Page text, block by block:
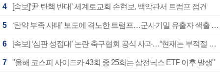
4 [속보]‘尹 탄핵 반대’ 세계로교회 손현보, 백악관서 트럼프 접견
5 ‘탄약 부족 사태’ 보도에 격노한 트럼프…군사기밀 유출자 색출 지시
6 [속보] ‘심판 성접대’ 논란 축구협회 공식 사과…“현재는 부적절 행위 없어”
7 "올해 코스피 사이드카 43회 중 25회는 삼전닉스 ETF 이후 발생"